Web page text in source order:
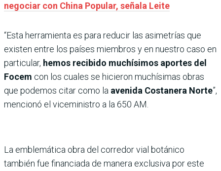
negociar con China Popular, señala Leite
“Esta herramienta es para reducir las asimetrías que
existen entre los países miembros y en nuestro caso en
particular, hemos recibido muchísimos aportes del
Focem con los cuales se hicieron muchísimas obras
que podemos citar como la avenida Costanera Norte”,
mencionó el viceministro a la 650 AM.
La emblemática obra del corredor vial botánico
también fue financiada de manera exclusiva por este